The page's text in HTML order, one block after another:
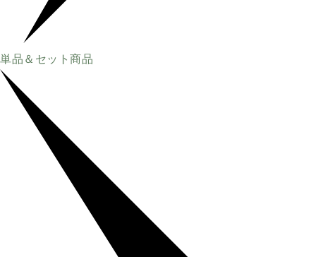
単品＆セット商品